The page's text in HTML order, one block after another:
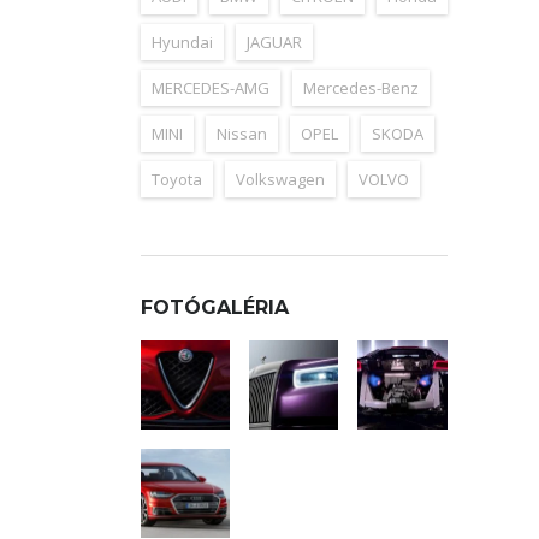
Hyundai JAGUAR
MERCEDES-AMG Mercedes-Benz
MINI Nissan OPEL SKODA
Toyota Volkswagen VOLVO
FOTÓGALÉRIA